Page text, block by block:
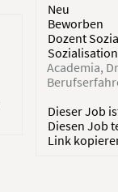
Neu
Beworben
Dozent
Academia
Dieser Job
Diesen Job
Link